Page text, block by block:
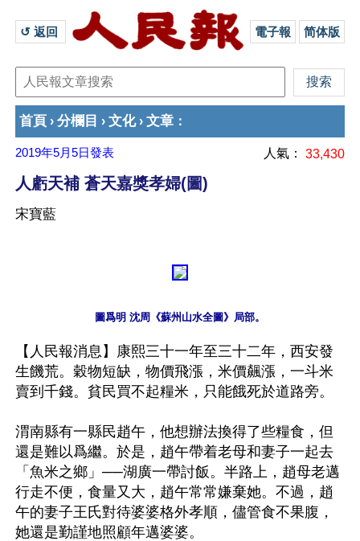
↺ 返回 電子報 简体版
首頁 › 分欄目 › 文化› 文章 ：
2019年5月5日發表 人氣： 33,430
人虧天補 蒼天嘉獎孝婦(圖)
宋寶藍
【人民報消息】康熙三十一年至三十二年，西安發
生饑荒。穀物短缺，物價飛漲，米價飆漲，一斗米
賣到千錢。貧民買不起糧米，只能餓死於道路旁。
渭南縣有一縣民趙午，他想辦法換得了些糧食，但
還是難以爲繼。於是，趙午帶着老母和妻子一起去
「魚米之鄉」──湖廣一帶討飯。半路上，趙母老邁
行走不便，食量又大，趙午常常嫌棄她。不過，趙
午的妻子王氏對待婆婆格外孝順，儘管食不果腹，
她還是勤謹地照顧年邁婆婆。